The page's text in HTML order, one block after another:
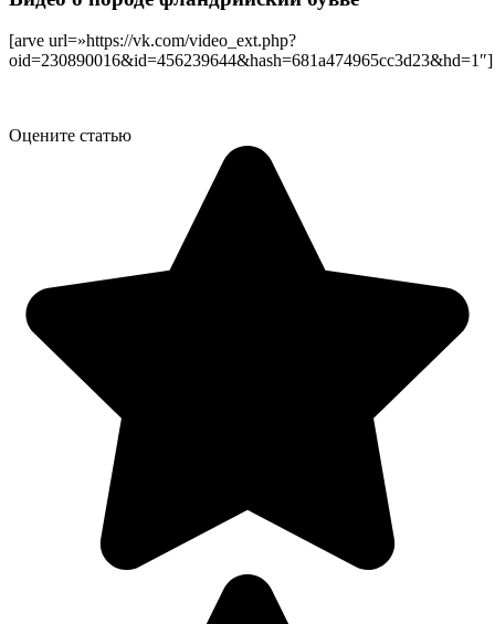
[arve url=»https://vk.com/video_ext.php?
oid=230890016&id=456239644&hash=681a474965cc3d23&hd=1″]
Оцените статью